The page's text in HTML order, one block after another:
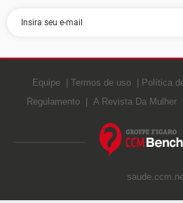
Equipe Termos de uso Política
Regulamento
A Revista Da Mulher